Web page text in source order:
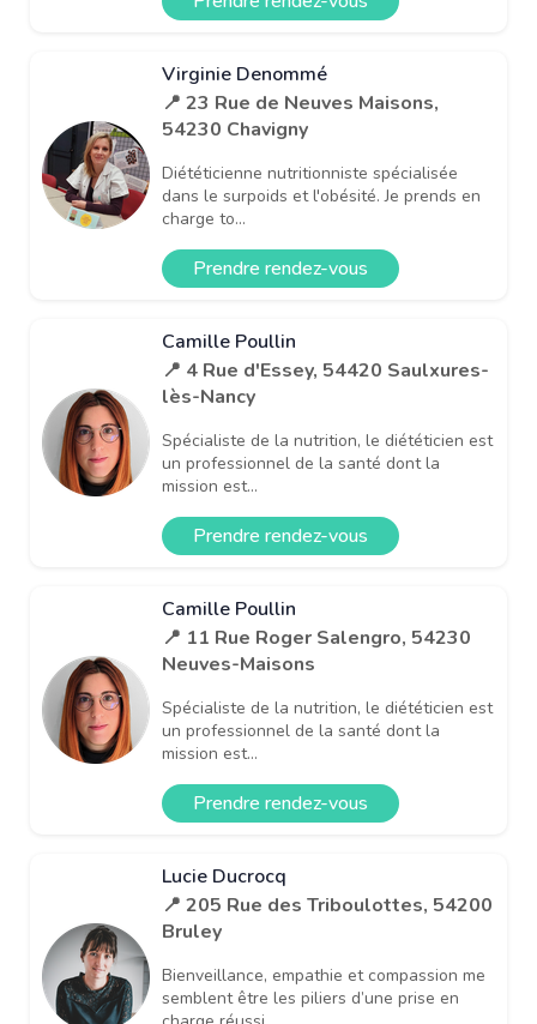
Virginie Denommé
📍 23 Rue de Neuves Maisons,
54230 Chavigny
Diététicienne nutritionniste spécialisée
dans le surpoids et l'obésité. Je prends en
charge to...
Prendre rendez-vous
Camille Poullin
📍 4 Rue d'Essey, 54420 Saulxures-
lès-Nancy
Spécialiste de la nutrition, le diététicien est
un professionnel de la santé dont la
mission est...
Prendre rendez-vous
Camille Poullin
📍 11 Rue Roger Salengro, 54230
Neuves-Maisons
Spécialiste de la nutrition, le diététicien est
un professionnel de la santé dont la
mission est...
Prendre rendez-vous
Lucie Ducrocq
📍 205 Rue des Triboulottes, 54200
Bruley
Bienveillance, empathie et compassion me
semblent être les piliers d’une prise en